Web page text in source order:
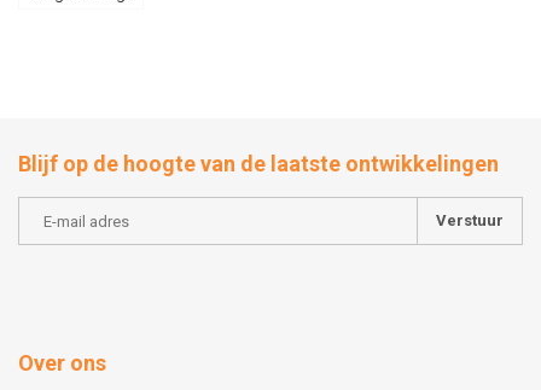
Blijf op de hoogte van de laatste ontwikkelingen
Verstuur
Over ons